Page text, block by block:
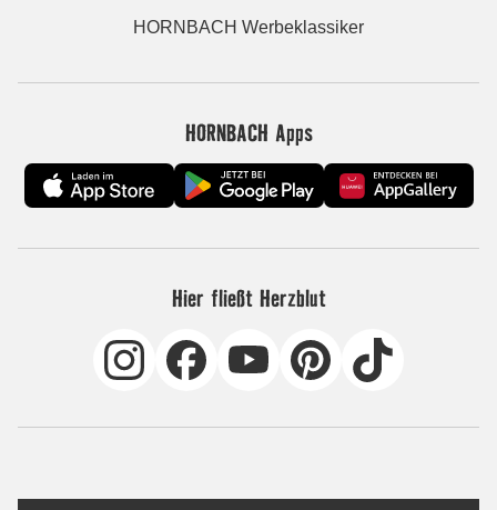
HORNBACH Werbeklassiker
HORNBACH Apps
Hier fließt Herzblut